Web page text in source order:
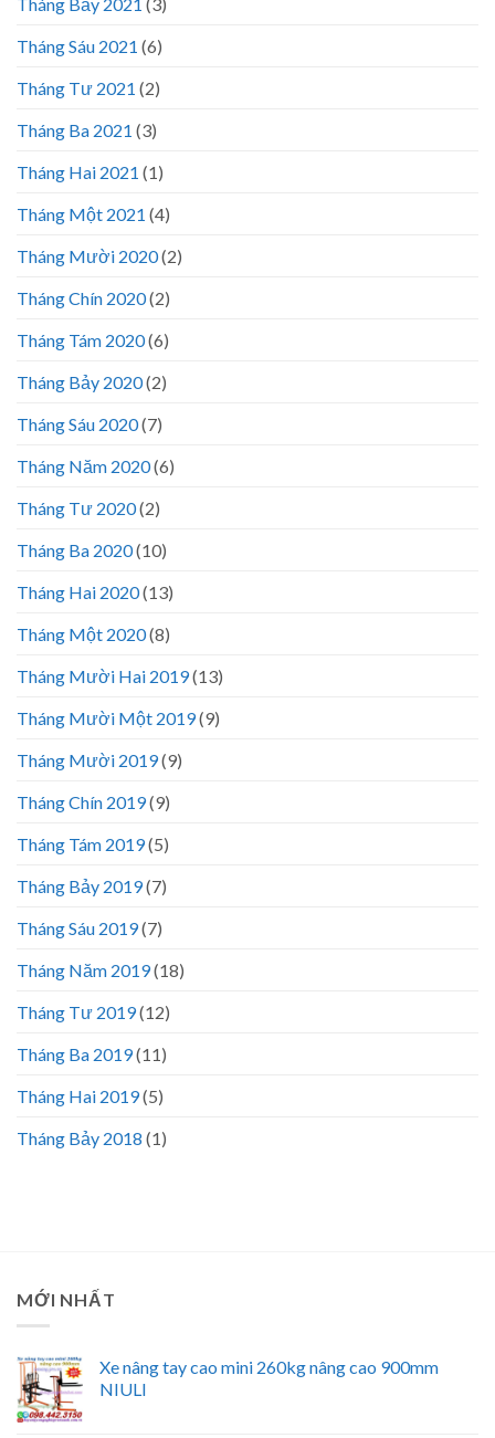
Tháng Sáu 2021 (6)
Tháng Tư 2021 (2)
Tháng Ba 2021 (3)
Tháng Hai 2021 (1)
Tháng Một 2021 (4)
Tháng Mười 2020(2)
Tháng Chín 2020(2)
Tháng Tám 2020(6)
Tháng Bảy 2020(2)
Tháng Sáu 2020(7)
Tháng Năm 2020(6)
Tháng Tư 2020(2)
Tháng Ba 2020(10)
Tháng Hai 2020(13)
Tháng Một 2020(8)
Tháng Mười Hai 2019(13)
Tháng Mười Một 2019(9)
Tháng Mười 2019(9)
Tháng Chín 2019(9)
Tháng Tám 2019(5)
Tháng Bảy 2019(7)
Tháng Sáu 2019(7)
Tháng Năm 2019(18)
Tháng Tư 2019(12)
Tháng Ba 2019(11)
Tháng Hai 2019(5)
Tháng Bảy 2018 (1)
MỚI NHẤT
Xe nâng tay cao mini 260kg nâng cao 900mm
NIULI